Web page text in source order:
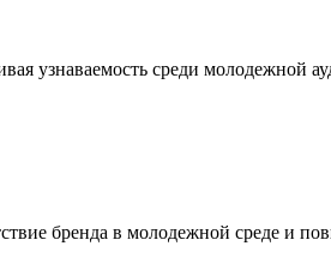
узнаваемость среди молодежной
бренда в молодежной среде и